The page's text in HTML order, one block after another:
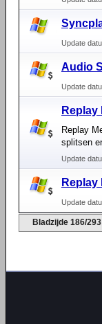
Update
Audio
Update
Replay
Replay
splitsen
Update
Replay
Update
Bladzijde 186/